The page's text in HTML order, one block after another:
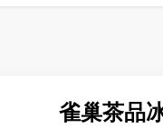
雀巢茶品